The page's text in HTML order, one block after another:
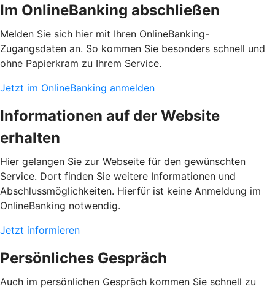
Im OnlineBanking abschließen
Melden Sie sich hier mit Ihren OnlineBanking-
Zugangsdaten an. So kommen Sie besonders schnell und
ohne Papierkram zu Ihrem Service.
Jetzt im OnlineBanking anmelden
Informationen auf der Website
erhalten
Hier gelangen Sie zur Webseite für den gewünschten
Service. Dort finden Sie weitere Informationen und
Abschlussmöglichkeiten. Hierfür ist keine Anmeldung im
OnlineBanking notwendig.
Jetzt informieren
Persönliches Gespräch
Auch im persönlichen Gespräch kommen Sie schnell zu